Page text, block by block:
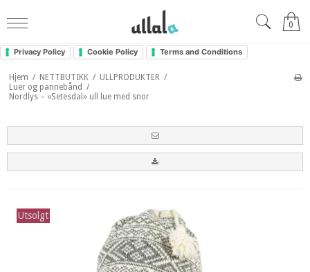
Privacy Policy Cookie Policy Terms and Conditions
0
Hjem / NETTBUTIKK / ULLPRODUKTER /
Luer og pannebånd /
Nordlys – «Setesdal» ull lue med snor
Utsolgt